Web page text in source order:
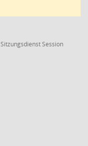
SitzungsdienstSession(Wird in